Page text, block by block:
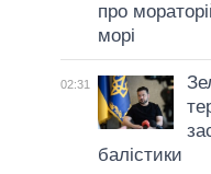
про
морі
02:31
балістики